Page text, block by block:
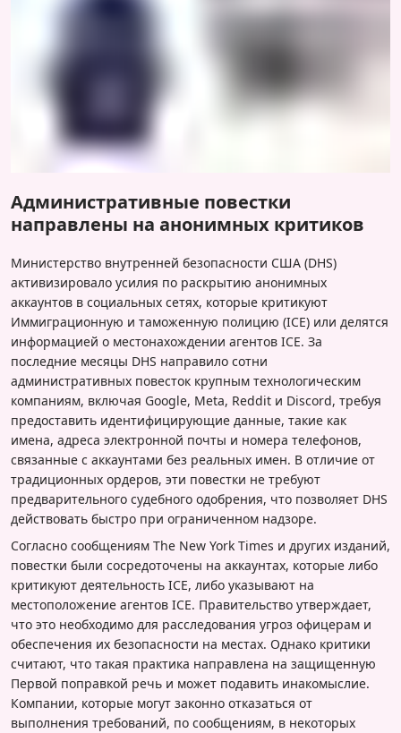
Административные повестки
направлены на анонимных критиков
Министерство внутренней безопасности США (DHS)
активизировало усилия по раскрытию анонимных
аккаунтов в социальных сетях, которые критикуют
Иммиграционную и таможенную полицию (ICE) или делятся
информацией о местонахождении агентов ICE. За
последние месяцы DHS направило сотни
административных повесток крупным технологическим
компаниям, включая Google, Meta, Reddit и Discord, требуя
предоставить идентифицирующие данные, такие как
имена, адреса электронной почты и номера телефонов,
связанные с аккаунтами без реальных имен. В отличие от
традиционных ордеров, эти повестки не требуют
предварительного судебного одобрения, что позволяет DHS
действовать быстро при ограниченном надзоре.
Согласно сообщениям The New York Times и других изданий,
повестки были сосредоточены на аккаунтах, которые либо
критикуют деятельность ICE, либо указывают на
местоположение агентов ICE. Правительство утверждает,
что это необходимо для расследования угроз офицерам и
обеспечения их безопасности на местах. Однако критики
считают, что такая практика направлена на защищенную
Первой поправкой речь и может подавить инакомыслие.
Компании, которые могут законно отказаться от
выполнения требований, по сообщениям, в некоторых